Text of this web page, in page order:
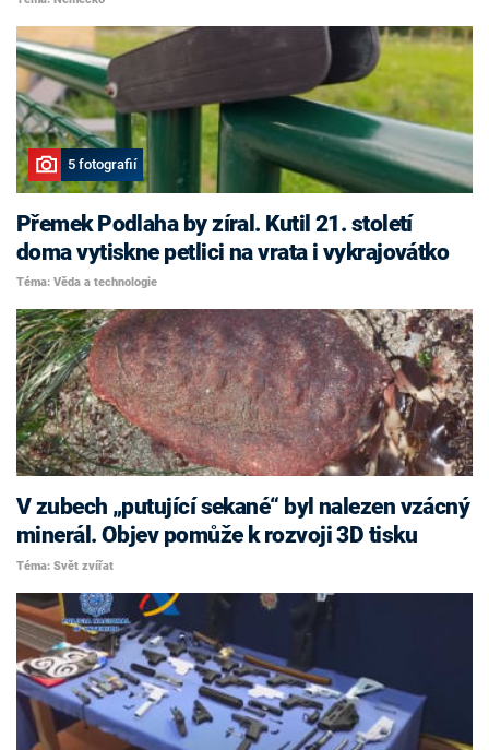
5 fotografií
Přemek Podlaha by zíral. Kutil 21. století
doma vytiskne petlici na vrata i vykrajovátko
Téma: Věda a technologie
V zubech „putující sekané“ byl nalezen vzácný
minerál. Objev pomůže k rozvoji 3D tisku
Téma: Svět zvířat